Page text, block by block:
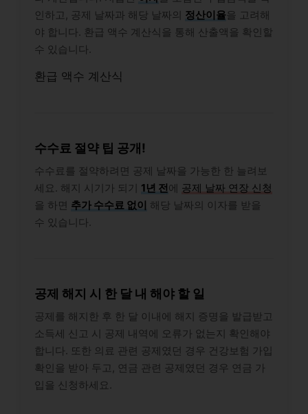
인하고, 공제 날짜과 해당 날짜의 정산이율을 고려해
야 합니다. 환급 액수 계산식을 통해 산출액을 확인할
수 있습니다.
환급 액수 계산식
수수료 절약 팁 공개!
수수료를 절약하려면 공제 날짜을 가능한 한 늘려보
세요. 해지 시기가 되기 1년 전에 공제 날짜 연장 신청
을 하면 추가 수수료 없이 해당 날짜의 이자를 받을
수 있습니다.
공제 해지 시 한 달 내 해야 할 일
공제를 해지한 후 한 달 이내에 해지 증명을 발급받고
소득세 신고 시 공제 내역에 오류가 없는지 확인해야
합니다. 또한 의료 관련 공제였던 경우 건강보험 가입
확인을 받아 두고, 연금 관련 공제였던 경우 연금 가
입을 신청하세요.